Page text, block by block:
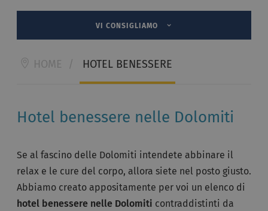
VI CONSIGLIAMO
HOME / HOTEL BENESSERE
Hotel benessere nelle Dolomiti
Se al fascino delle Dolomiti intendete abbinare il
relax e le cure del corpo, allora siete nel posto giusto.
Abbiamo creato appositamente per voi un elenco di
hotel benessere nelle Dolomiti contraddistinti da